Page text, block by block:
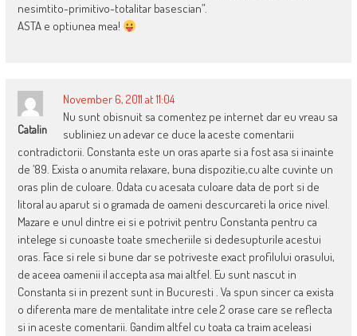
nesimtito-primitivo-totalitar basescian”.
ASTA e optiunea mea!
Catalin
November 6, 2011 at 11:04
Nu sunt obisnuit sa comentez pe internet dar eu vreau sa
subliniez un adevar ce duce la aceste comentarii
contradictorii. Constanta este un oras aparte si a fost asa si inainte
de ’89. Exista o anumita relaxare, buna dispozitie,cu alte cuvinte un
oras plin de culoare. Odata cu acesata culoare data de port si de
litoral au aparut si o gramada de oameni descurcareti la orice nivel.
Mazare e unul dintre ei si e potrivit pentru Constanta pentru ca
intelege si cunoaste toate smecheriile si dedesupturile acestui
oras. Face si rele si bune dar se potriveste exact profilului orasului,
de aceea oamenii il accepta asa mai altfel. Eu sunt nascut in
Constanta si in prezent sunt in Bucuresti . Va spun sincer ca exista
o diferenta mare de mentalitate intre cele 2 orase care se reflecta
si in aceste comentarii. Gandim altfel cu toata ca traim aceleasi